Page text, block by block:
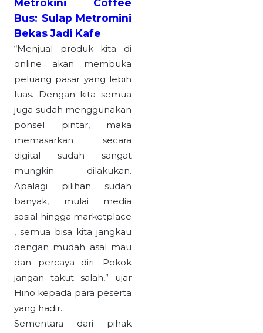
Metrokini Coffee
Bus: Sulap Metromini
Bekas Jadi Kafe
“Menjual produk kita di
online akan membuka
peluang pasar yang lebih
luas. Dengan kita semua
juga sudah menggunakan
ponsel pintar, maka
memasarkan secara
digital sudah sangat
mungkin dilakukan.
Apalagi pilihan sudah
banyak, mulai media
sosial hingga marketplace
, semua bisa kita jangkau
dengan mudah asal mau
dan percaya diri. Pokok
jangan takut salah,” ujar
Hino kepada para peserta
yang hadir.
Sementara dari pihak